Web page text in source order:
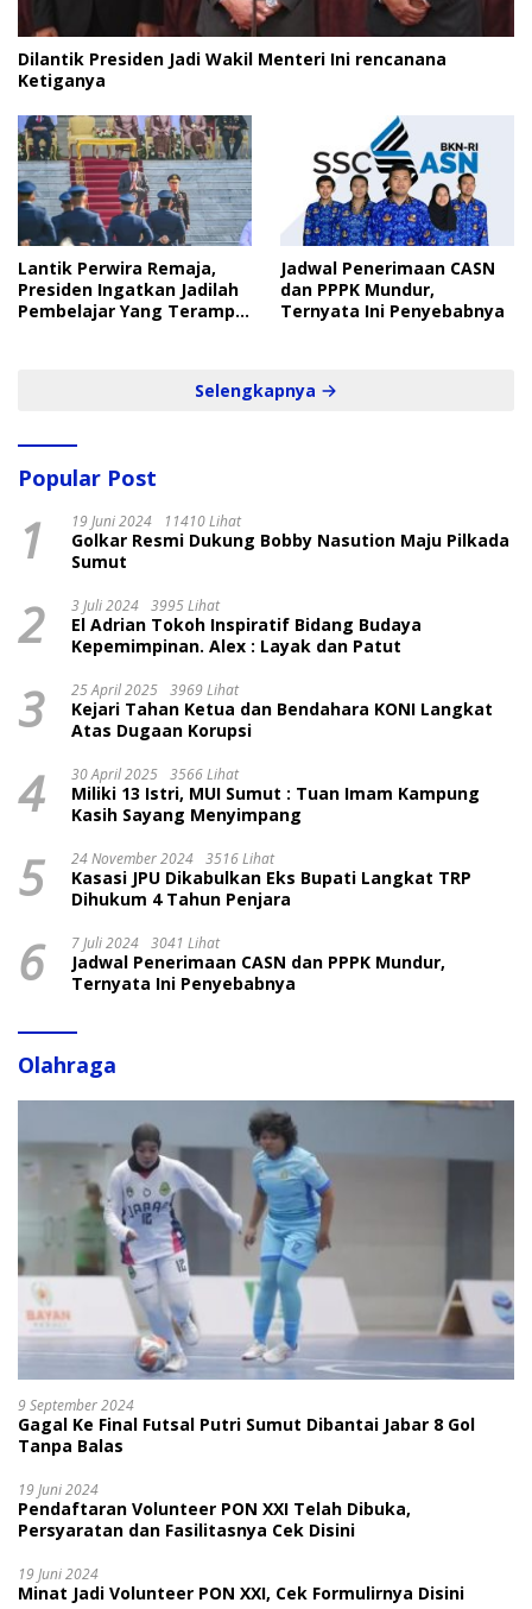
Dilantik Presiden Jadi Wakil Menteri Ini rencanana
Ketiganya
Lantik Perwira Remaja,
Presiden Ingatkan Jadilah
Pembelajar Yang Terampil
Jadwal Penerimaan CASN
dan PPPK Mundur,
Ternyata Ini Penyebabnya
Selengkapnya
Popular Post
1 19 Juni 2024 11410 Lihat
Golkar Resmi Dukung Bobby Nasution Maju Pilkada
Sumut
2 3 Juli 2024 3995 Lihat
El Adrian Tokoh Inspiratif Bidang Budaya
Kepemimpinan. Alex : Layak dan Patut
3 25 April 2025 3969 Lihat
Kejari Tahan Ketua dan Bendahara KONI Langkat
Atas Dugaan Korupsi
4 30 April 2025 3566 Lihat
Miliki 13 Istri, MUI Sumut : Tuan Imam Kampung
Kasih Sayang Menyimpang
5 24 November 2024 3516 Lihat
Kasasi JPU Dikabulkan Eks Bupati Langkat TRP
Dihukum 4 Tahun Penjara
6 7 Juli 2024 3041 Lihat
Jadwal Penerimaan CASN dan PPPK Mundur,
Ternyata Ini Penyebabnya
Olahraga
9 September 2024
Gagal Ke Final Futsal Putri Sumut Dibantai Jabar 8 Gol
Tanpa Balas
19 Juni 2024
Pendaftaran Volunteer PON XXI Telah Dibuka,
Persyaratan dan Fasilitasnya Cek Disini
19 Juni 2024
Minat Jadi Volunteer PON XXI, Cek Formulirnya Disini